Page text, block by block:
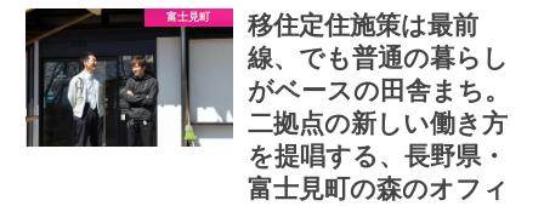
富士見町
移住定住施策は最前
線、でも普通の暮らし
がベースの田舎まち。
二拠点の新しい働き方
を提唱する、長野県・
富士見町の森のオフィ